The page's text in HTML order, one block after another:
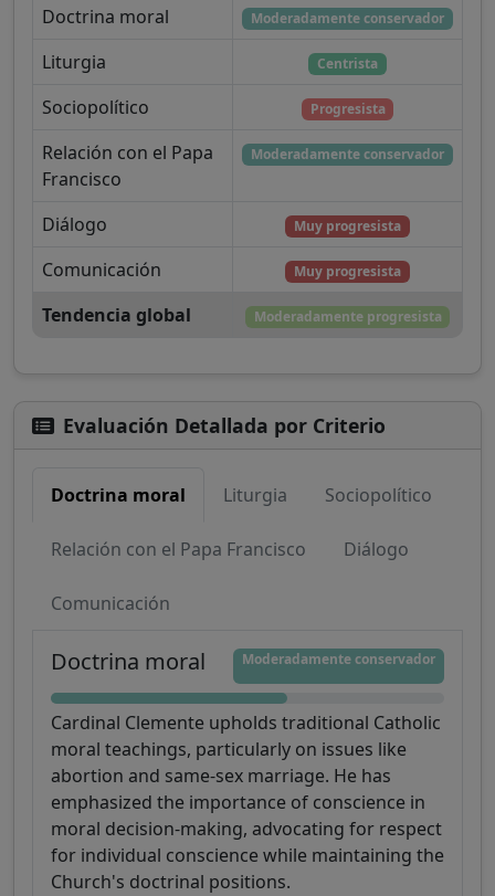
Doctrina moral Moderadamente conservador
Liturgia Centrista
Sociopolítico Progresista
Relación con el Papa
Francisco
Moderadamente conservador
Diálogo Muy progresista
Comunicación Muy progresista
Tendencia global Moderadamente progresista
Evaluación Detallada por Criterio
Doctrina moral Liturgia Sociopolítico
Relación con el Papa Francisco Diálogo
Comunicación
Doctrina moral Moderadamente conservador
Cardinal Clemente upholds traditional Catholic
moral teachings, particularly on issues like
abortion and same-sex marriage. He has
emphasized the importance of conscience in
moral decision-making, advocating for respect
for individual conscience while maintaining the
Church's doctrinal positions.